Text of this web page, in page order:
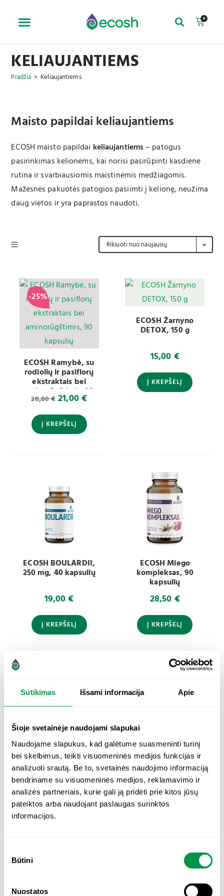
Sutikimas Išsami informacija Apie
Šioje svetainėje naudojami slapukai
Naudojame slapukus, kad galėtume suasmeninti turinį
bei skelbimus, teikti visuomeninės medijos funkcijas ir
analizuoti srautą. Be to, svetainės naudojimo informaciją
bendriname su visuomeninės medijos, reklamavimo ir
analizės partneriais, kurie gali ją pridėti prie kitos jūsų
pateiktos arba naudojant paslaugas surinktos
informacijos.
Būtini
Nuostatos
0
KELIAUJANTIEMS
Pradžia > Keliaujantiems
Maisto papildai keliaujantiems
ECOSH maisto papildai keliaujantiems– patogus
pasirinkimas kelionėms, kai norisi pasirūpinti kasdiene
rutina ir svarbiausiomis maistinėmis medžiagomis.
Mažesnės pakuotės patogios pasiimti į kelionę, neužima
daug vietos ir yra paprastos naudoti.
Rikiuoti nuo naujausių
-25%
ECOSH Ramybė, su
rodiolių ir pasiflorų
ekstraktais bei
aminorūgštimis, 90
kapsulių
28,00€ 21,00€
Į KREPŠELĮ
ECOSH Žarnyno
DETOX, 150 g
15,00 €
Į KREPŠELĮ
ECOSH BOULARDII,
250 mg, 40 kapsulių
19,00€
Į KREPŠELĮ
ECOSH Miego
kompleksas, 90
kapsulių
28,50 €
Į KREPŠELĮ
ECOSH Ecobiotic
pieno rūgšties
bakterijos, 40
kapsulių
19,70€
Maisto papildai keliaujantiems gali būti pasirenkami kaip
poreikius kelionės metu. Keliaujant pasikeičia dienos